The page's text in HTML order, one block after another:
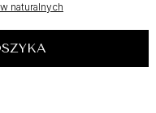
naturalnych